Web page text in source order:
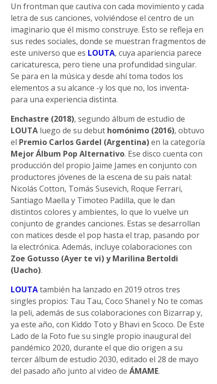
Un frontman que cautiva con cada movimiento y cada
letra de sus canciones, volviéndose el centro de un
imaginario que él mismo construye. Esto se refleja en
sus redes sociales, donde se muestran fragmentos de
este universo que es LOUTA, cuya apariencia parece
caricaturesca, pero tiene una profundidad singular.
Se para en la música y desde ahí toma todos los
elementos a su alcance -y los que no, los inventa-
para una experiencia distinta.
Enchastre (2018), segundo álbum de estudio de
LOUTA luego de su debut homónimo (2016), obtuvo
el Premio Carlos Gardel (Argentina)en la categoría
Mejor Álbum Pop Alternativo. Ese disco cuenta con
producción del propio Jaime James en conjunto con
productores jóvenes de la escena de su país natal:
Nicolás Cotton, Tomás Susevich, Roque Ferrari,
Santiago Maella y Timoteo Padilla, que le dan
distintos colores y ambientes, lo que lo vuelve un
conjunto de grandes canciones. Estas se desarrollan
con matices desde el pop hasta el trap, pasando por
la electrónica. Además, incluye colaboraciones con
Zoe Gotusso (Ayer te vi) y Marilina Bertoldi
(Uacho).
LOUTAtambién ha lanzado en 2019 otros tres
singles propios: Tau Tau, Coco Shanel y No te comas
la peli, además de sus colaboraciones con Bizarrap y,
ya este año, con Kiddo Toto y Bhavi en Scoco. De Este
Lado de la Foto fue su single propio inaugural del
pandémico 2020, durante el que dio origen a su
tercer álbum de estudio 2030, editado el 28 de mayo
del pasado año junto al video deÁMAME.